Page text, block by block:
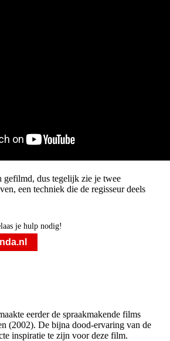
gefilmd, dus tegelijk zie je twee
een techniek die de regisseur deels
je hulp nodig!
eerder de spraakmakende films
(2002). De bijna dood-ervaring van de
inspiratie te zijn voor deze film.